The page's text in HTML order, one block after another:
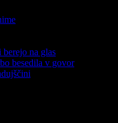
na glas
besedila v govor